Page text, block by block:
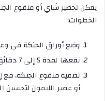
يمكن تحضير شاي أو منقوع
الخطوات:
وضع أوراق الجنكة في
نقعها لمدة 5 إلى 7 دقائق.
تصفية منقوع الجنكة، مع
أو عصير الليمون لتحسين